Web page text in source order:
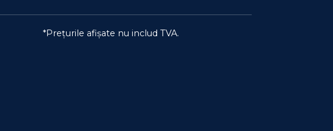
*Prețurile afișate nu includ TVA.